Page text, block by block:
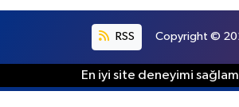
RSS Copyright ©
En iyi site deneyimi